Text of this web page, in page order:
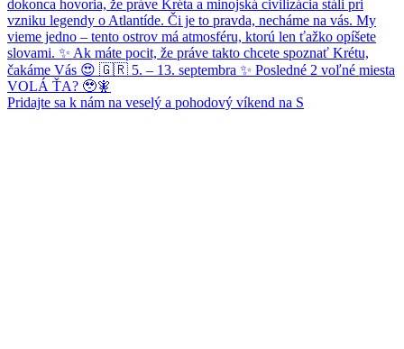
Pridajte sa k nám na veselý a pohodový víkend na S